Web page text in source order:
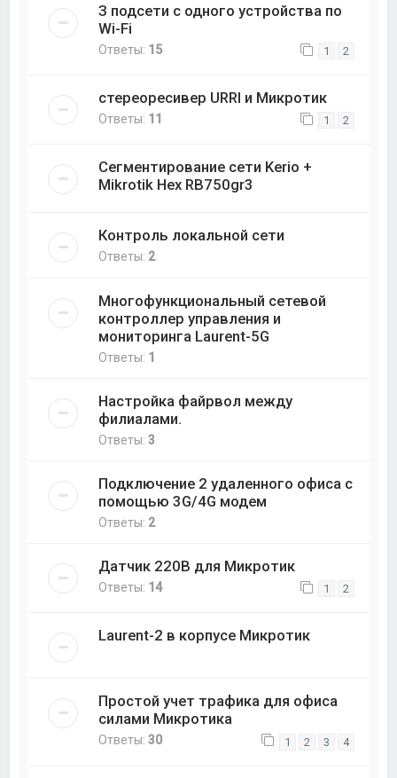
З подсети с одного устройства по
Wi-Fi
Ответы: 15 1 2
стереоресивер URRI и Микротик
Ответы: 11 1 2
Сегментирование сети Kerio +
Mikrotik Hex RB750gr3
Контроль локальной сети
Ответы: 2
Многофункциональный сетевой
контроллер управления и
мониторинга Laurent-5G
Ответы: 1
Настройка файрвол между
филиалами.
Ответы:3
Подключение 2 удаленного офиса с
помощью 3G/4G модем
Ответы: 2
Датчик 220В для Микротик
Ответы: 14 1 2
Laurent-2 в корпусе Микротик
Простой учет трафика для офиса
силами Микротика
Ответы:30 1 2 3 4